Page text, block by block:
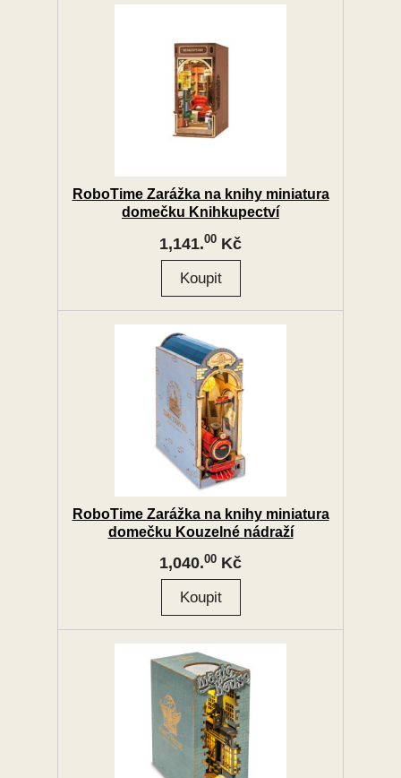
RoboTime Zarážka na knihy miniatura
domečku Knihkupectví
1,141.00 Kč
RoboTime Zarážka na knihy miniatura
domečku Kouzelné nádraží
1,040.00 Kč